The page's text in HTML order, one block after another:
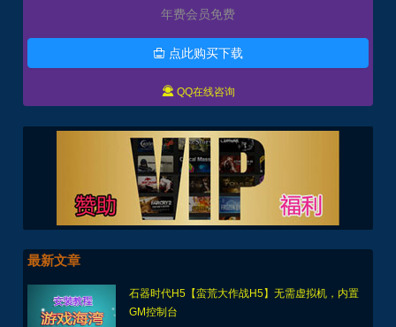
年费会员免费
 点此购买下载
 QQ在线咨询
最新文章
石器时代H5【蛮荒大作战H5】无需虚拟机，内置
GM控制台